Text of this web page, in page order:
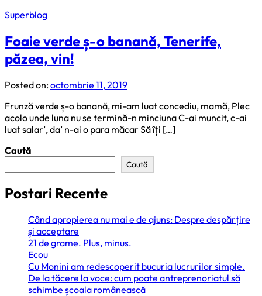
Superblog
Foaie verde ș-o banană, Tenerife,
păzea, vin!
Posted on:octombrie 11, 2019
Frunză verde ș-o banană, mi-am luat concediu, mamă, Plec
acolo unde luna nu se termină-n minciuna C-ai muncit, c-ai
luat salar’, da’ n-ai o para măcar Să îți […]
Caută
Caută
Postari Recente
Când apropierea nu mai e de ajuns: Despre despărțire
și acceptare
21 de grame. Plus, minus.
Ecou
Cu Monini am redescoperit bucuria lucrurilor simple.
De la tăcere la voce: cum poate antreprenoriatul să
schimbe școala românească